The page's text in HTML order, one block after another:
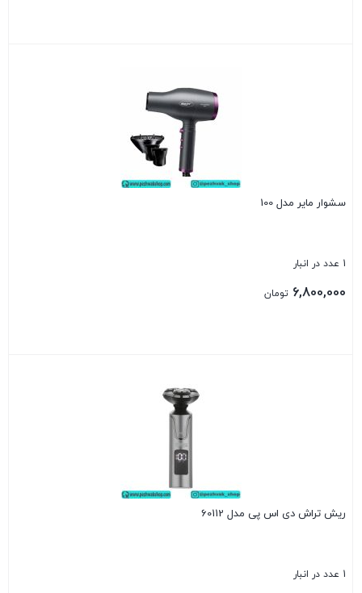
سشوار مایر مدل 100
1 عدد در انبار
6,800,000 تومان
ریش تراش دی اس پی مدل 60112
1 عدد در انبار